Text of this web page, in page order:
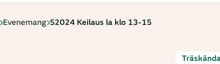
Evenemang S2024 Keilaus la klo 13-15